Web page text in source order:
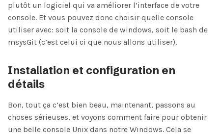
plutôt un logiciel qui va améliorer l’interface de votre
console. Et vous pouvez donc choisir quelle console
utiliser avec: soit la console de windows, soit le bash de
msysGit (c’est celui ci que nous allons utiliser).
Installation et configuration en
détails
Bon, tout ça c’est bien beau, maintenant, passons au
choses sérieuses, et voyons comment faire pour obtenir
une belle console Unix dans notre Windows. Cela se